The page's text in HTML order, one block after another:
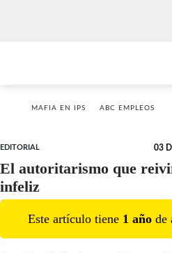
MAFIA EN IPS ABC EMPLEOS
EDITORIAL 03
El autoritarismo que
infeliz
Este artículo tiene 1 año de